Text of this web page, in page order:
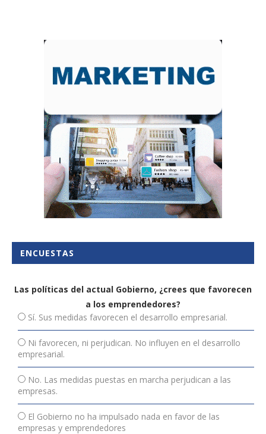
ENCUESTAS
Las políticas del actual Gobierno, ¿crees que favorecen
a los emprendedores?
Sí. Sus medidas favorecen el desarrollo empresarial.
Ni favorecen, ni perjudican. No influyen en el desarrollo
empresarial.
No. Las medidas puestas en marcha perjudican a las
empresas.
El Gobierno no ha impulsado nada en favor de las
empresas y emprendedores